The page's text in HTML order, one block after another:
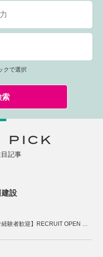
クで選択
索
PICK
記事
設
【中途向け・設計経験者歓迎】RECRUIT OPEN HOUSE開催！KNOTの家づくりを体感しませんか。